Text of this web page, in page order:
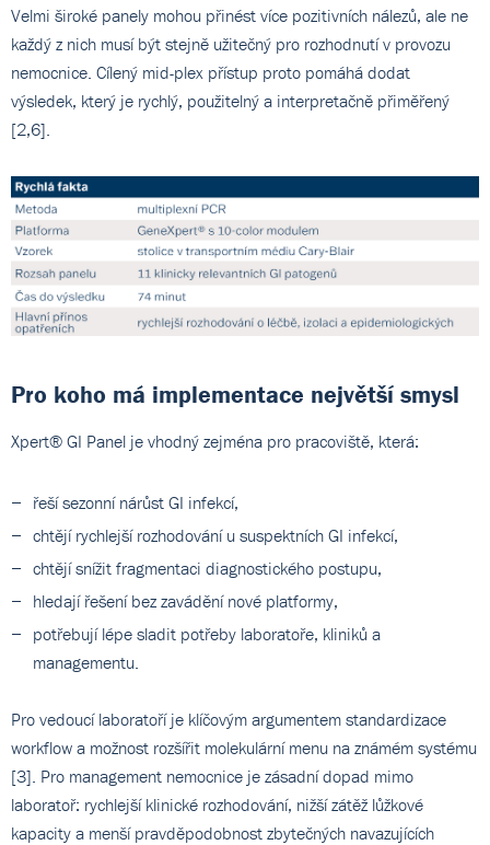
Velmi široké panely mohou přinést více pozitivních nálezů, ale ne
každý z nich musí být stejně užitečný pro rozhodnutí v provozu
nemocnice. Cílený mid-plex přístup proto pomáhá dodat
výsledek, který je rychlý, použitelný a interpretačně přiměřený
[2,6].
Pro koho má implementace největší smysl
Xpert® GI Panel je vhodný zejména pro pracoviště, která:
řeší sezonní nárůst GI infekcí,
chtějí rychlejší rozhodování u suspektních GI infekcí,
chtějí snížit fragmentaci diagnostického postupu,
hledají řešení bez zavádění nové platformy,
potřebují lépe sladit potřeby laboratoře, kliniků a
managementu.
Pro vedoucí laboratoří je klíčovým argumentem standardizace
workflow a možnost rozšířit molekulární menu na známém systému
[3]. Pro management nemocnice je zásadní dopad mimo
laboratoř: rychlejší klinické rozhodování, nižší zátěž lůžkové
kapacity a menší pravděpodobnost zbytečných navazujících